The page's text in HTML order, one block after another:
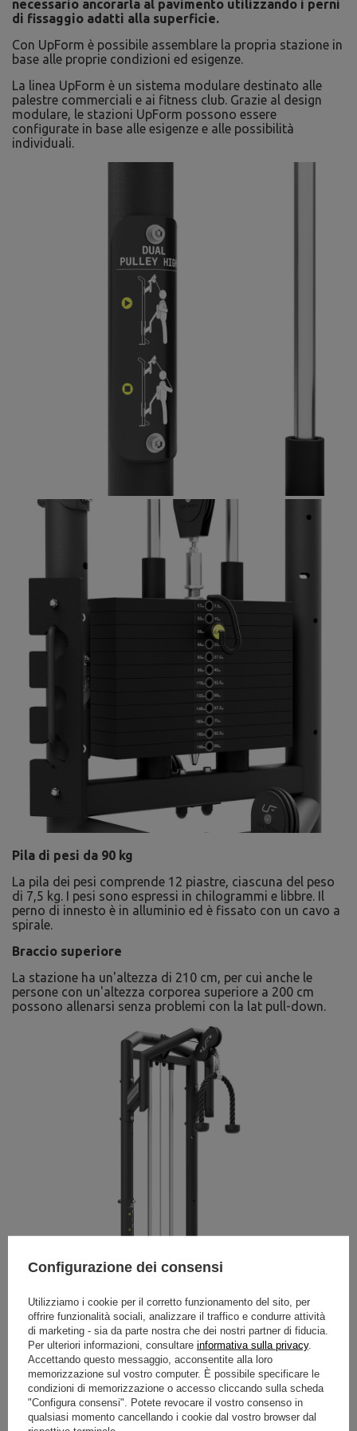
necessario ancorarla al pavimento utilizzando i perni
di fissaggio adatti alla superficie.
Con UpForm è possibile assemblare la propria stazione in
base alle proprie condizioni ed esigenze.
La linea UpForm è un sistema modulare destinato alle
palestre commerciali e ai fitness club. Grazie al design
modulare, le stazioni UpForm possono essere
configurate in base alle esigenze e alle possibilità
individuali.
Pila di pesi da 90 kg
La pila dei pesi comprende 12 piastre, ciascuna del peso
di 7,5 kg. I pesi sono espressi in chilogrammi e libbre. Il
perno di innesto è in alluminio ed è fissato con un cavo a
spirale.
Braccio superiore
La stazione ha un'altezza di 210 cm, per cui anche le
persone con un'altezza corporea superiore a 200 cm
possono allenarsi senza problemi con la lat pull-down.
Configurazione dei consensi
Utilizziamo i cookie per il corretto funzionamento del sito, per
offrire funzionalità sociali, analizzare il traffico e condurre attività
di marketing - sia da parte nostra che dei nostri partner di fiducia.
Per ulteriori informazioni, consultare informativa sulla privacy.
Accettando questo messaggio, acconsentite alla loro
memorizzazione sul vostro computer. È possibile specificare le
condizioni di memorizzazione o accesso cliccando sulla scheda
"Configura consensi". Potete revocare il vostro consenso in
qualsiasi momento cancellando i cookie dal vostro browser dal